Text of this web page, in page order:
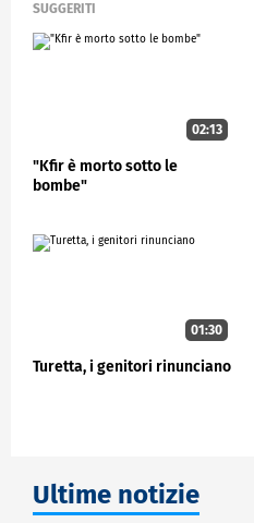
SUGGERITI
02:13
"Kfir è morto sotto le
bombe"
01:30
Turetta, i genitori rinunciano
Ultime notizie